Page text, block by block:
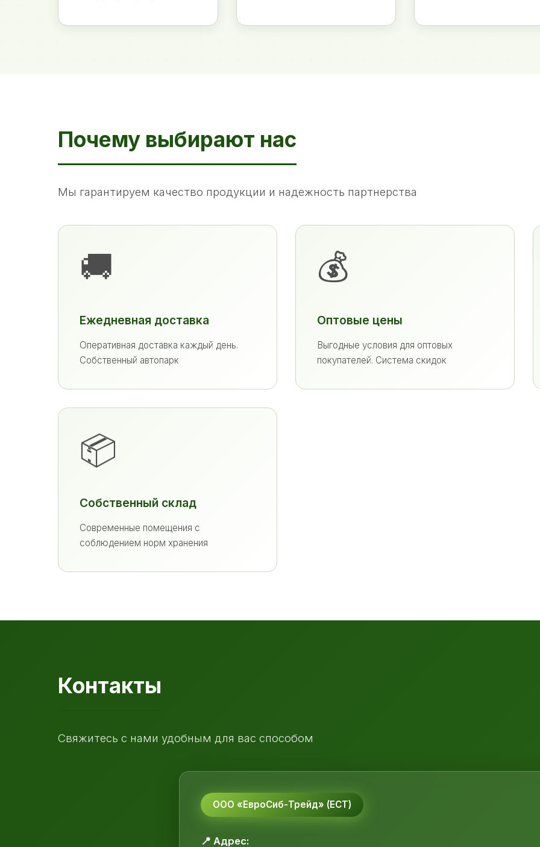
Почему выбирают нас
Мы гарантируем качество продукции и надежность партнерства
🚚
Ежедневная доставка
Оперативная доставка каждый день.
Собственный автопарк
💰
Оптовые цены
Выгодные условия для оптовых
покупателей. Система скидок
📦
Собственный склад
Современные помещения с
соблюдением норм хранения
Контакты
Свяжитесь с нами удобным для вас способом
ООО «ЕвроСиб-Трейд» (ЕСТ)
📍 Адрес: